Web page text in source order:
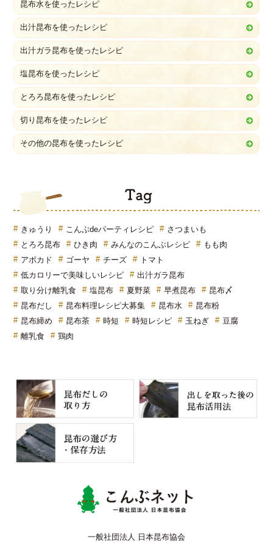
昆布水を使ったレシピ
出汁昆布を使ったレシピ
出汁ガラ昆布を使ったレシピ
塩昆布を使ったレシピ
とろろ昆布を使ったレシピ
切り昆布を使ったレシピ
その他の昆布を使ったレシピ
きゅうり こんぶdeパーティレシピ
さつまいも
とろろ昆布
ひき肉 みんなのこんぶレシピ
もも肉
アボカド
ゴーヤ チーズ
トマト
低カロリーで美味しいレシピ
出汁ガラ昆布
取り分け離乳食
塩昆布 夏野菜 早煮昆布
昆布〆
昆布だし
昆布料理レシピ大募集 昆布水
昆布粉
昆布締め
昆布茶 時短 時短レシピ 玉ねぎ
豆腐
離乳食
鶏肉
一般社団法人 日本昆布協会